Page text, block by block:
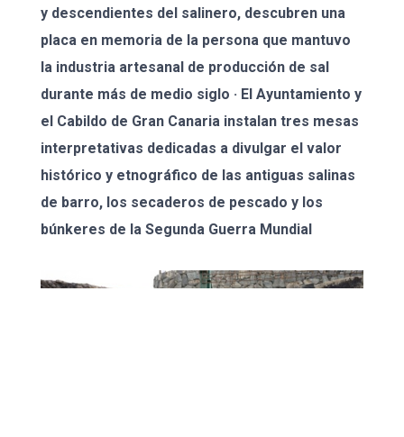
y descendientes del salinero, descubren una
placa en memoria de la persona que mantuvo
la industria artesanal de producción de sal
durante más de medio siglo · El Ayuntamiento y
el Cabildo de Gran Canaria instalan tres mesas
interpretativas dedicadas a divulgar el valor
histórico y etnográfico de las antiguas salinas
de barro, los secaderos de pescado y los
búnkeres de la Segunda Guerra Mundial